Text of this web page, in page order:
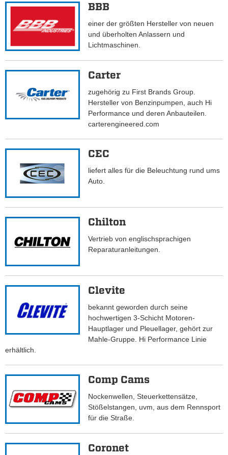
BBB
einer der größten Hersteller von neuen
und überholten Anlassern und
Lichtmaschinen.
Carter
zugehörig zu First Brands Group.
Hersteller von Benzinpumpen, auch Hi
Performance und deren Anbauteilen.
carterengineered.com
CEC
liefert alles für die Beleuchtung rund ums
Auto.
Chilton
Vertrieb von englischsprachigen
Reparaturanleitungen.
Clevite
bekannt geworden durch seine
hochwertigen 3-Schicht Motoren-
Hauptlager und Pleuellager, gehört zur
Mahle-Gruppe. Hi Performance Linie
erhältlich.
Comp Cams
Nockenwellen, Steuerkettensätze,
Stößelstangen, uvm, aus dem Rennsport
für die Straße.
Coronet